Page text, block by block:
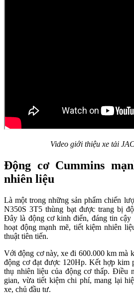
Video giới thiệu xe tải
Động cơ Cummins
nhiên liệu
Là một trong những sản phẩm chiến
N350S 3T5 thùng bạt được trang bị
Đây là động cơ kinh điển, đáng tin cậy
hoạt động mạnh mẽ, tiết kiệm nhiên
thuật tiên tiến.
Với động cơ này, xe đi 600.000 km mà
động cơ đạt được 120Hp. Kết hợp kim
thụ nhiên liệu của động cơ thấp. Điều
gian, vừa tiết kiệm chi phí, mang lại
xe, chủ đầu tư.